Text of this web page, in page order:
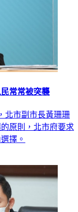
常常被突襲
北市副市長黃珊珊
原則，北市府要求
擇。